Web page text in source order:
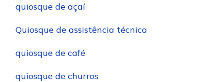
quiosque de açaí
Quiosque de assistência técnica
quiosque de café
quiosque de churros